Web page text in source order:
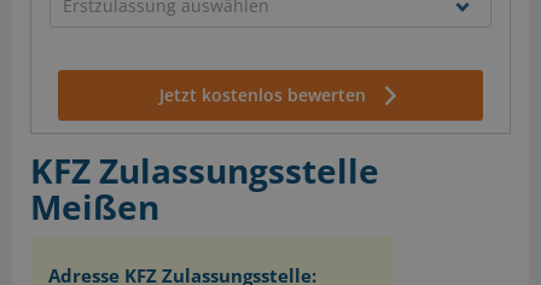
Jetzt kostenlos bewerten
KFZ Zulassungsstelle
Meißen
Adresse KFZ Zulassungsstelle: